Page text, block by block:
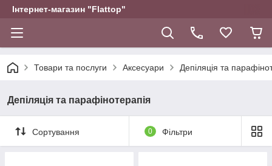
Інтернет-магазин "Flattop"
Товари та послуги Аксесуари Депіляція та
Депіляція та парафінотерапія
Сортування 0 Фільтри